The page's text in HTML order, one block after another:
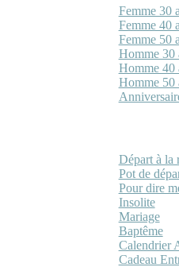
Femme 30
Femme 40
Femme 50
Homme 30
Homme 40
Homme 50
Départ à la
Pot de
Pour dire
Insolite
Mariage
Baptême
Calendrier
Cadeau